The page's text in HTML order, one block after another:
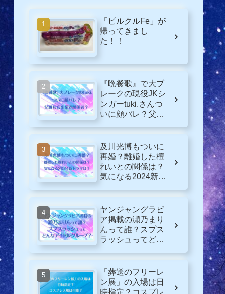
「ピルクルFe」が
帰ってきまし
た！！
『晩餐歌』で大ブ
レークの現役JKシ
ンガーtuki.さんつ
いに顔バレ？父親
及川光博もついに
再婚？離婚した檀
れいとの関係は？
気になる2024新ド
ヤンジャングラビ
ア掲載の瀬乃まり
んって誰？スプス
ラッシュってどん
「葬送のフリーレ
ン展」の入場は日